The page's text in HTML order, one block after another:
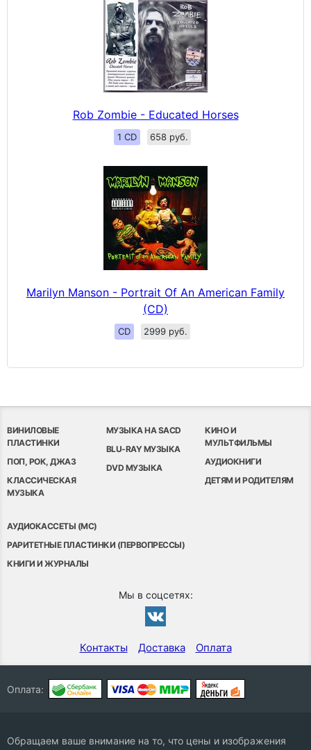
Rob Zombie - Educated Horses
1 CD 658 руб.
Marilyn Manson - Portrait Of An American Family
(CD)
CD 2999 руб.
ВИНИЛОВЫЕ
ПЛАСТИНКИ
ПОП, РОК, ДЖАЗ
КЛАССИЧЕСКАЯ
МУЗЫКА
МУЗЫКА НА SACD
BLU-RAY МУЗЫКА
DVD МУЗЫКА
КИНО И
МУЛЬТФИЛЬМЫ
АУДИОКНИГИ
ДЕТЯМ И РОДИТЕЛЯМ
АУДИОКАССЕТЫ (MC)
РАРИТЕТНЫЕ ПЛАСТИНКИ (ПЕРВОПРЕССЫ)
КНИГИ И ЖУРНАЛЫ
Мы в соцсетях:
Контакты Доставка Оплата
Оплата:
Обращаем ваше внимание на то, что цены и изображения